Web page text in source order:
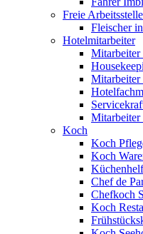
Freie
Fleischer
Hotelmitarbeiter
Mitarbeiter
Mitarbeiter
Mitarbeiter
Koch
Koch
Koch
Chef de
Chefkoch
Koch